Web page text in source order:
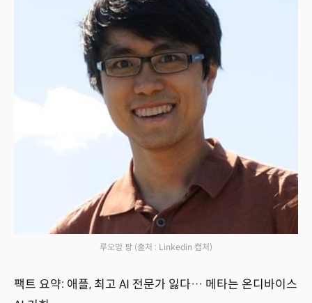
루오밍 팡 (출처 : Linkedin 캡처)
팩트 요약: 애플, 최고 AI 전문가 잃다… 메타는 온디바이스